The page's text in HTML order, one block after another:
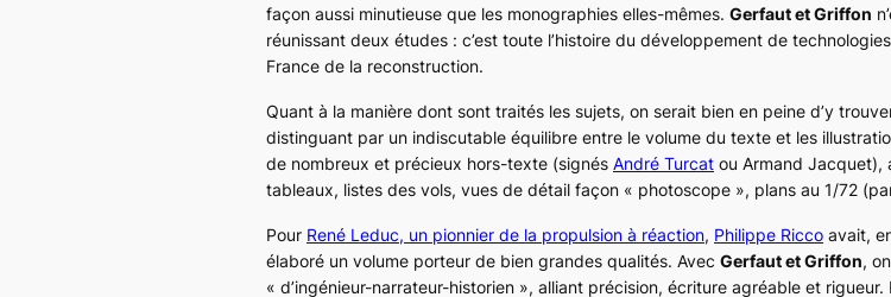
façon aussi minutieuse que les monographies elles-mêmes. Gerfaut et Griffon
réunissant deux études : c’est toute l’histoire du développement de
France de la reconstruction.
Quant à la manière dont sont traités les sujets, on serait bien en peine d’y
distinguant par un indiscutable équilibre entre le volume du texte et les
de nombreux et précieux hors-texte (signés André Turcat ou Armand Jacquet),
tableaux, listes des vols, vues de détail façon « photoscope », plans au 1/72
Pour René Leduc, un pionnier de la propulsion à réaction, Philippe Ricco avait,
élaboré un volume porteur de bien grandes qualités. Avec Gerfaut et Griffon,
« d’ingénieur-narrateur-historien », alliant précision, écriture agréable et